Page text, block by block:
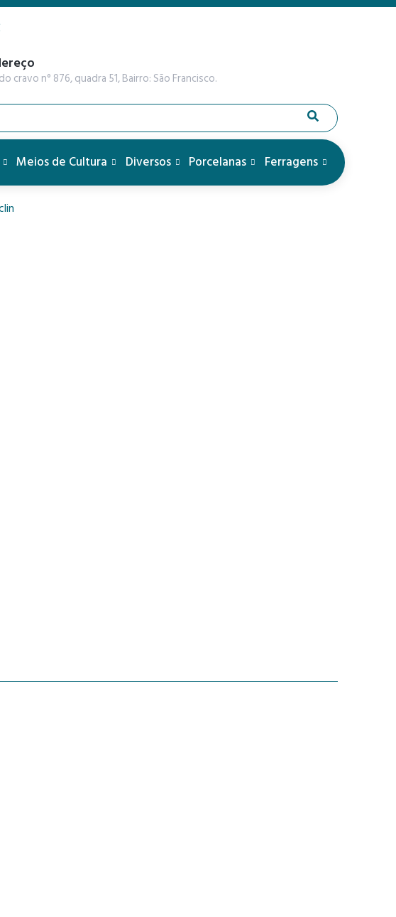
cravo n° 876, quadra 51, Bairro: São Francisco.
Meios de Cultura Diversos Porcelanas Ferragens